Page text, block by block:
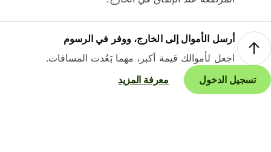
أرسل الأموال إلى الخارج، ووفر في الرسوم
اجعل لأموالك قيمة أكبر، مهما بَعُدت المسافات.
تسجيل الدخول
معرفة المزيد